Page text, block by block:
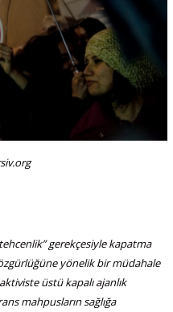
gerekçesiyle kapatma
yönelik bir müdahale
üstü kapalı ajanlık
mahpusların sağlığa